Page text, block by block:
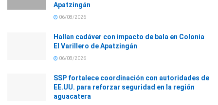
Apatzingán
06/08/2026
Hallan cadáver con impacto de bala en Colonia
El Varillero de Apatzingán
06/08/2026
SSP fortalece coordinación con autoridades de
EE.UU. para reforzar seguridad en la región
aguacatera